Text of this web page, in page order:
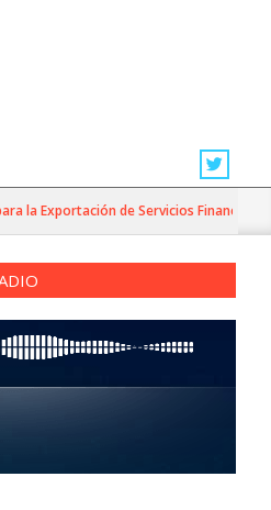
Exportación de Servicios Financieros y